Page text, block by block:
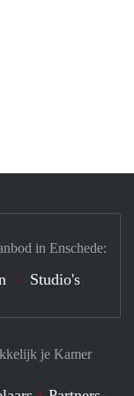
je Kamer
in Enschede:
Studio's